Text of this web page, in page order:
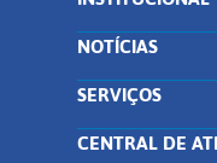
NOTÍCIAS
SERVIÇOS
CENTRAL DE